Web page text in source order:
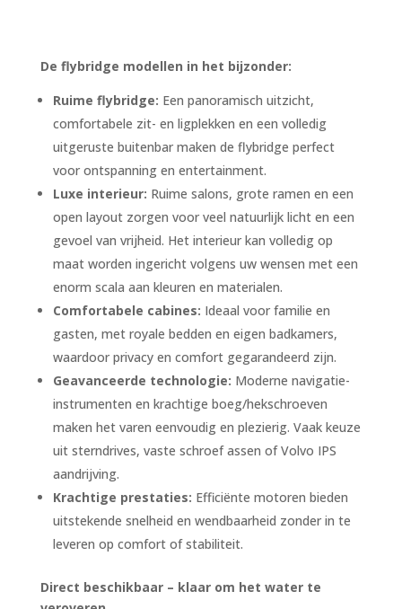
De flybridge modellen in het bijzonder:
Ruime flybridge: Een panoramisch uitzicht,
comfortabele zit- en ligplekken en een volledig
uitgeruste buitenbar maken de flybridge perfect
voor ontspanning en entertainment.
Luxe interieur: Ruime salons, grote ramen en een
open layout zorgen voor veel natuurlijk licht en een
gevoel van vrijheid. Het interieur kan volledig op
maat worden ingericht volgens uw wensen met een
enorm scala aan kleuren en materialen.
Comfortabele cabines: Ideaal voor familie en
gasten, met royale bedden en eigen badkamers,
waardoor privacy en comfort gegarandeerd zijn.
Geavanceerde technologie: Moderne navigatie-
instrumenten en krachtige boeg/hekschroeven
maken het varen eenvoudig en plezierig. Vaak keuze
uit sterndrives, vaste schroef assen of Volvo IPS
aandrijving.
Krachtige prestaties: Efficiënte motoren bieden
uitstekende snelheid en wendbaarheid zonder in te
leveren op comfort of stabiliteit.
Direct beschikbaar – klaar om het water te